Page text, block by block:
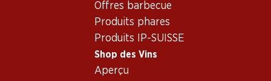
Offres barbecue
Produits phares
Produits IP-SUISSE
Shop des Vins
Aperçu
Recto Verso